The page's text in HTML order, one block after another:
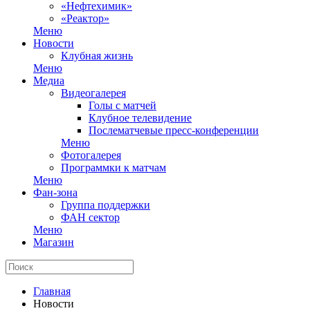
«Нефтехимик»
«Реактор»
Меню
Новости
Клубная жизнь
Меню
Медиа
Видеогалерея
Голы с матчей
Клубное телевидение
Послематчевые пресс-конференции
Меню
Фотогалерея
Программки к матчам
Меню
Фан-зона
Группа поддержки
ФАН сектор
Меню
Магазин
Главная
Новости